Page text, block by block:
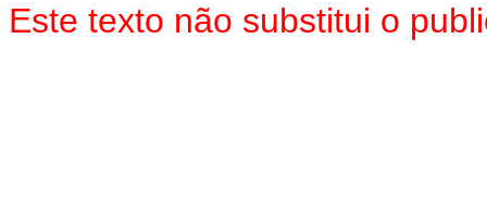
Este texto não substitui o